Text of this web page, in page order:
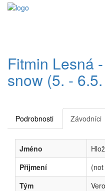
Fitmin Lesná
snow (5. -
Podrobnosti Závodníci
Jméno
Příjmení
Tým